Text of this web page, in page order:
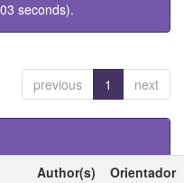
seconds).
previous 1 next
Author(s) Orientador